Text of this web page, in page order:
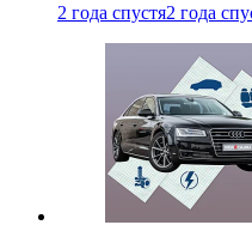
2 года спустя2 года